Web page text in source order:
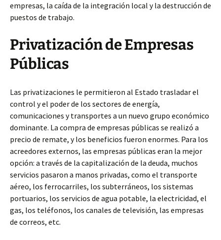
empresas, la caída de la integración local y la destrucción de
puestos de trabajo.
Privatización de Empresas
Públicas
Las privatizaciones le permitieron al Estado trasladar el
control y el poder de los sectores de energía,
comunicaciones y transportes a un nuevo grupo económico
dominante. La compra de empresas públicas se realizó a
precio de remate, y los beneficios fueron enormes. Para los
acreedores externos, las empresas públicas eran la mejor
opción: a través de la capitalización de la deuda, muchos
servicios pasaron a manos privadas, como el transporte
aéreo, los ferrocarriles, los subterráneos, los sistemas
portuarios, los servicios de agua potable, la electricidad, el
gas, los teléfonos, los canales de televisión, las empresas
de correos, etc.